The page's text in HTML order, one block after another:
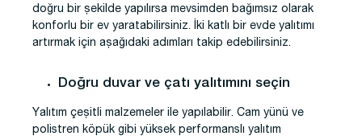
doğru bir şekilde yapılırsa mevsimden bağımsız olarak
konforlu bir ev yaratabilirsiniz. İki katlı bir evde yalıtımı
artırmak için aşağıdaki adımları takip edebilirsiniz.
Doğru duvar ve çatı yalıtımını seçin
Yalıtım çeşitli malzemeler ile yapılabilir. Cam yünü ve
polistren köpük gibi yüksek performanslı yalıtım